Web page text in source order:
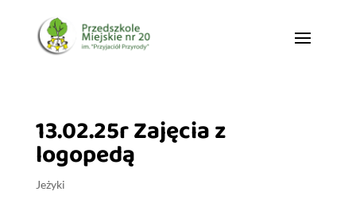
13.02.25r Zajęcia z
logopedą
Jeżyki